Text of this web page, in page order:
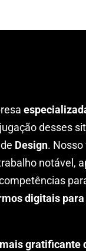
desses
Design. Nosso
notável,
para
digitais
gratificante